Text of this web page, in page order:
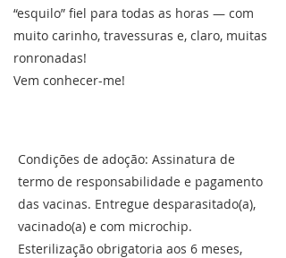
“esquilo” fiel para todas as horas — com
muito carinho, travessuras e, claro, muitas
ronronadas!
Vem conhecer-me!
Condições de adoção: Assinatura de
termo de responsabilidade e pagamento
das vacinas. Entregue desparasitado(a),
vacinado(a) e com microchip.
Esterilização obrigatoria aos 6 meses,